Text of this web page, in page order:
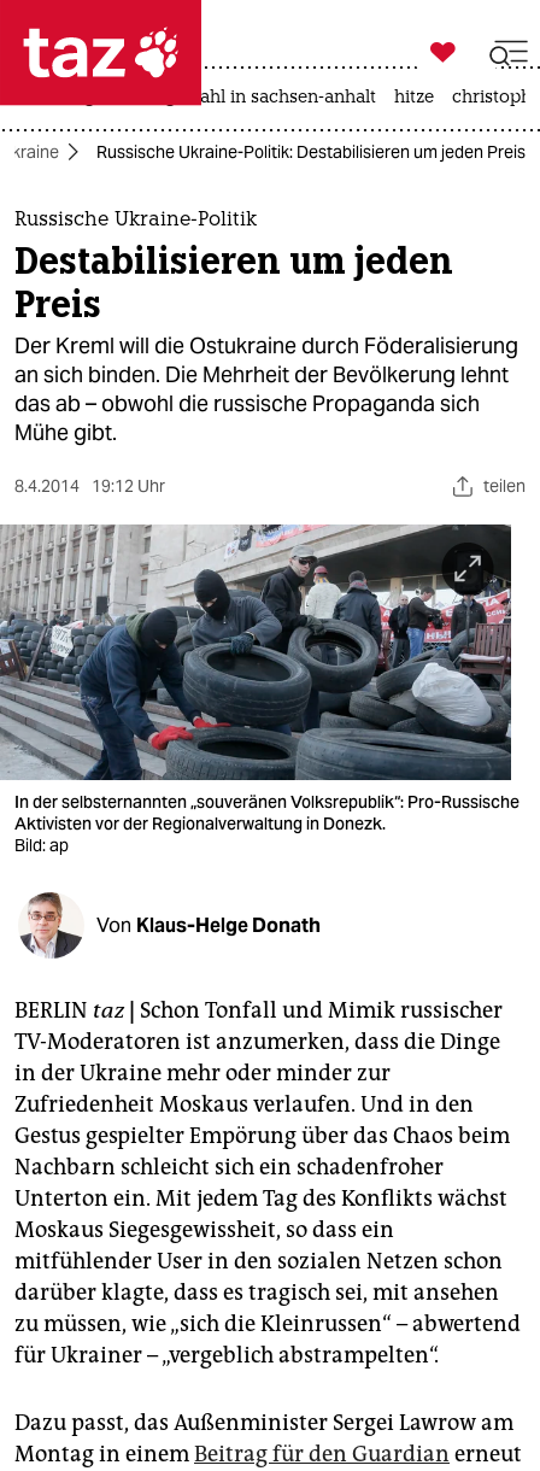
 taz zahl ich
taz zahl ich
themen
politik
öko
gesellschaft
kultur
sport
berlin
nord
wahrheit
verlag
verlag
veranstaltungen
shop
fragen & hilfe
unterstützen
genossenschaft
epaper login

taz zahl ich
landtagswahl in sachsen-anhalt hitze
Russische Ukraine-Politik: Destabilisieren um jeden Preis
Russische Ukraine-Politik
Destabilisieren um jeden
Preis
Der Kreml will die Ostukraine durch Föderalisierung
an sich binden. Die Mehrheit der Bevölkerung lehnt
das ab – obwohl die russische Propaganda sich
Mühe gibt.
8.4.2014 19:12 Uhr teilen
In der selbsternannten „souveränen Volksrepublik“: Pro-Russische
Aktivisten vor der Regionalverwaltung in Donezk.
Bild: ap
Von Klaus-Helge Donath
BERLIN taz
Schon Tonfall und Mimik russischer
TV-Moderatoren ist anzumerken, dass die Dinge
in der Ukraine mehr oder minder zur
Zufriedenheit Moskaus verlaufen. Und in den
Gestus gespielter Empörung über das Chaos beim
Nachbarn schleicht sich ein schadenfroher
Unterton ein. Mit jedem Tag des Konflikts wächst
Moskaus Siegesgewissheit, so dass ein
mitfühlender User in den sozialen Netzen schon
darüber klagte, dass es tragisch sei, mit ansehen
zu müssen, wie „sich die Kleinrussen“ – abwertend
für Ukrainer – „vergeblich abstrampelten“.
Dazu passt, das Außenminister Sergei Lawrow am
Montag in einemBeitrag für den Guardian erneut